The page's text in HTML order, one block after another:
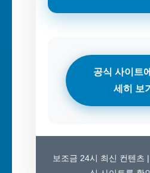
공식 사이트
세히 보기
보조금 24시 최신 컨텐츠